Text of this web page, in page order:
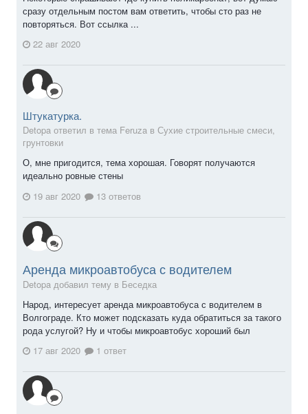
сразу отдельным постом вам ответить, чтобы сто раз не
повторяться. Вот ссылка ...
22 авг 2020
Штукатурка.
Detopa ответил в тема Feruza в Сухие строительные смеси,
грунтовки
О, мне пригодится, тема хорошая. Говорят получаются
идеально ровные стены
19 авг 2020
13 ответов
Аренда микроавтобуса с водителем
Detopa добавил тему в Беседка
Народ, интересует аренда микроавтобуса с водителем в
Волгограде. Кто может подсказать куда обратиться за такого
рода услугой? Ну и чтобы микроавтобус хороший был
17 авг 2020
1 ответ